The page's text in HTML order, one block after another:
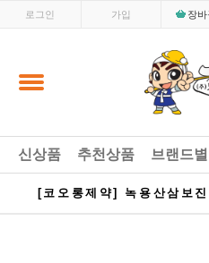
로그인 가입 장바
신상품 추천상품 브랜드별
[코오롱제약] 녹용산삼보